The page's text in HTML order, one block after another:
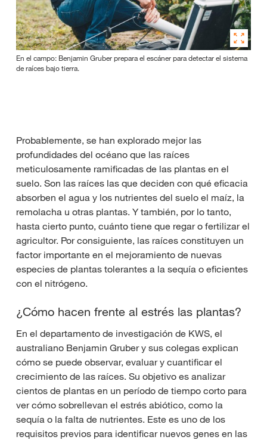
En el campo: Benjamin Gruber prepara el escáner para detectar el sistema
de raíces bajo tierra.
Probablemente, se han explorado mejor las
profundidades del océano que las raíces
meticulosamente ramificadas de las plantas en el
suelo. Son las raíces las que deciden con qué eficacia
absorben el agua y los nutrientes del suelo el maíz, la
remolacha u otras plantas. Y también, por lo tanto,
hasta cierto punto, cuánto tiene que regar o fertilizar el
agricultor. Por consiguiente, las raíces constituyen un
factor importante en el mejoramiento de nuevas
especies de plantas tolerantes a la sequía o eficientes
con el nitrógeno.
¿Cómo hacen frente al estrés las plantas?
En el departamento de investigación de KWS, el
australiano Benjamin Gruber y sus colegas explican
cómo se puede observar, evaluar y cuantificar el
crecimiento de las raíces. Su objetivo es analizar
cientos de plantas en un período de tiempo corto para
ver cómo sobrellevan el estrés abiótico, como la
sequía o la falta de nutrientes. Este es uno de los
requisitos previos para identificar nuevos genes en las